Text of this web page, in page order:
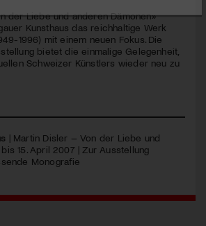
der Liebe und anderen Dämonen»
Kunsthaus das reichhaltige Werk
1996) mit einem neuen Fokus. Die
bietet die einmalige Gelegenheit,
Schweizer Künstlers wieder neu zu
| Martin Disler – Von der Liebe und
15. April 2007 | Zur Ausstellung
Monografie